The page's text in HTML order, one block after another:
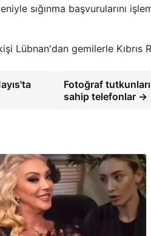
sığınma başvurularını
Lübnan'dan gemilerle Kıbrıs
Fotoğraf
sahip telefonlar →